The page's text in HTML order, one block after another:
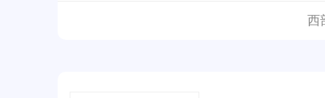
西